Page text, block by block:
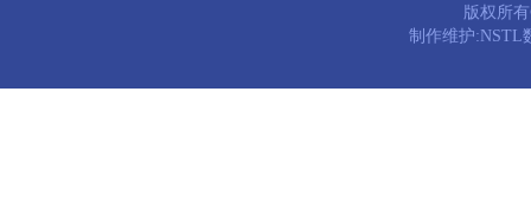
版权所
制作维护:NSTL